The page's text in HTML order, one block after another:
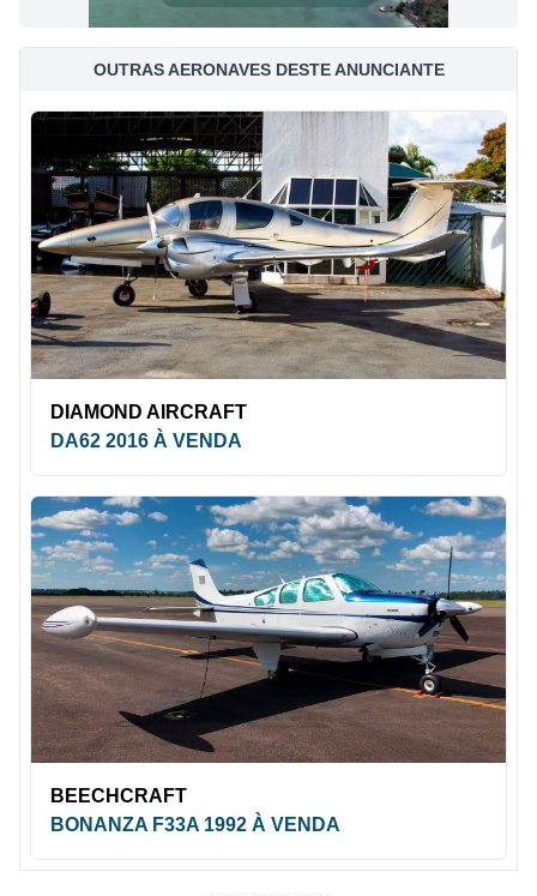
OUTRAS AERONAVES DESTE ANUNCIANTE
DIAMOND AIRCRAFT
DA62 2016 À VENDA
BEECHCRAFT
BONANZA F33A 1992 À VENDA